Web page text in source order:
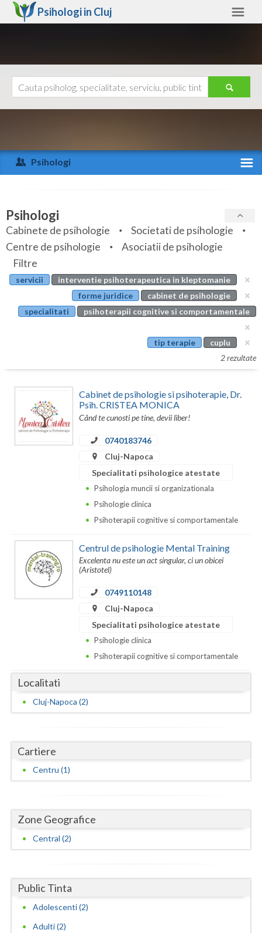
Psihologi in Cluj
Arad
Arges
Bihor
Bistrita-Nasaud
Botosani
Brasov
Calarasi
Caras-Severin
Cluj
Galati
Giurgiu
Gorj
Iasi
Ilfov
Maramures
Mehedinti
Neamt
Salaj
Satu-Mare
Sibiu
Ajutor
Psihologi
Specialitati
Servicii
Articole
Evenimente
Cabinet
Psihologi
Cabinete de psihologie
Societati de psihologie
Centre de psihologie
Asociatii de psihologie
Filtre
servicii
interventie psihoterapeutica in kleptomanie
forme juridice
cabinet de psihologie
specialitati
psihoterapii cognitive si comportamentale
tip terapie
cuplu
2 rezultate
Cabinet de psihologie si psihoterapie, Dr.
Psih. CRISTEA MONICA
Când te cunosti pe tine, devii liber!
0740183746
Cluj-Napoca
Specialitati psihologice atestate
Psihologia muncii si organizationala
Psihologie clinica
Psihoterapii cognitive si comportamentale
Centrul de psihologie Mental Training
Excelenta nu este un act singular, ci un obicei
(Aristotel)
0749110148
Cluj-Napoca
Specialitati psihologice atestate
Psihologie clinica
Psihoterapii cognitive si comportamentale
Localitati
Cluj-Napoca (2)
Cartiere
Centru (1)
Zone Geografice
Central (2)
Public Tinta
Adolescenti (2)
Adulti (2)